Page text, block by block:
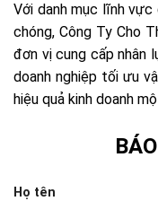
Với danh mục lĩnh vực
chóng, Công Ty Cho
đơn vị cung cấp nhân
doanh nghiệp tối ưu
hiệu quả kinh doanh
Họ tên